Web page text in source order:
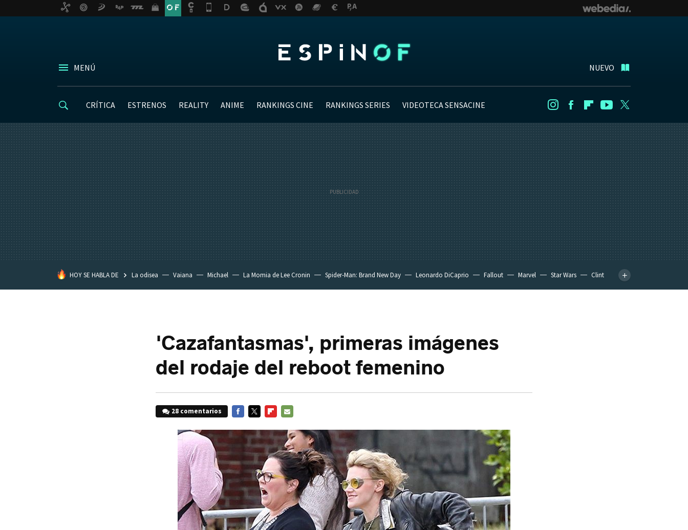
MENÚ NUEVO
CRÍTICA ESTRENOS REALITY ANIME RANKINGS CINE RANKINGS SERIES VIDEOTECA SENSACINE InstagramFacebookFlipboard
Youtube
HOY SE HABLA DE La odisea Vaiana Michael La Momia de Lee Cronin Spider-Man: Brand New Day Leonardo DiCaprio Fallout Marvel Star Wars
Clint
'Cazafantasmas', primeras imágenes
del rodaje del reboot femenino
28 comentarios
MAIL